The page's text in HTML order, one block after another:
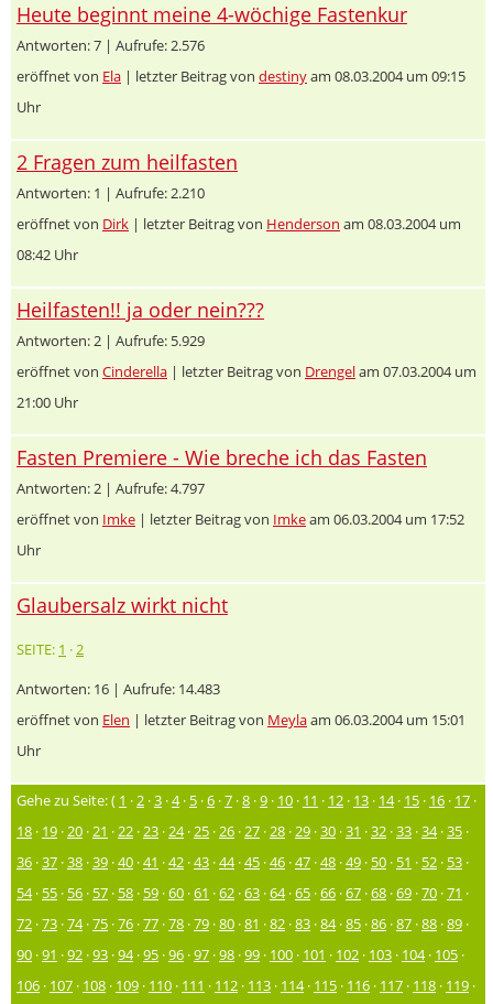
Heute beginnt meine 4-wöchige Fastenkur
Antworten: 7 | Aufrufe: 2.576
eröffnet von Ela | letzter Beitrag von destinyam 08.03.2004 um 09:15
Uhr
2 Fragen zum heilfasten
Antworten: 1 | Aufrufe: 2.210
eröffnet von Dirk | letzter Beitrag von Henderson am 08.03.2004 um
08:42 Uhr
Heilfasten!! ja oder nein???
Antworten: 2 | Aufrufe: 5.929
eröffnet von Cinderella | letzter Beitrag von Drengelam 07.03.2004 um
21:00 Uhr
Fasten Premiere - Wie breche ich das Fasten
Antworten: 2 | Aufrufe: 4.797
eröffnet von Imke | letzter Beitrag von Imkeam 06.03.2004 um 17:52
Uhr
Glaubersalz wirkt nicht
SEITE: 1 ·2
Antworten: 16 | Aufrufe: 14.483
eröffnet von Elen | letzter Beitrag von Meylaam 06.03.2004 um 15:01
Uhr
Gehe zu Seite: ( 1 ·2 ·3 ·4· 5 ·6 ·7 ·8 ·9 · 10 · 11 · 12 · 13 · 14· 15 · 16 · 17 ·
18 · 19 ·20 ·21 ·22 ·23 ·24·25 ·26 ·27 ·28 ·29 ·30 ·31 ·32 ·33 ·34·35 ·
36 ·37 ·38 ·39 ·40 ·41 ·42 ·43 ·44·45 ·46 ·47 ·48 ·49 · 50 · 51 · 52 · 53 ·
54· 55 · 56 · 57 · 58 · 59 ·60 ·61 ·62 ·63 ·64·65 ·66 ·67 ·68 ·69 ·70 ·71 ·
72 ·73 ·74·75 ·76 ·77 ·78 ·79 ·80 ·81 ·82 ·83 ·84·85 ·86 ·87 ·88 ·89 ·
90 ·91 ·92 ·93 ·94·95 ·96 ·97 ·98 ·99 · 100 · 101 · 102 · 103 · 104· 105 ·
106 · 107 · 108 · 109 · 110 · 111 · 112 · 113 · 114· 115 · 116 · 117 · 118 · 119 ·